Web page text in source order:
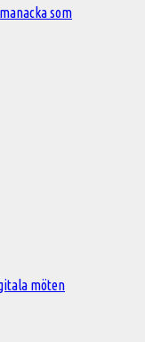
som
möten